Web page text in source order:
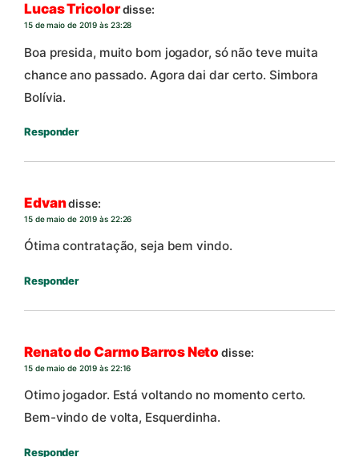
Lucas Tricolordisse:
15 de maio de 2019 às 23:28
Boa presida, muito bom jogador, só não teve muita
chance ano passado. Agora dai dar certo. Simbora
Bolívia.
Responder
Edvandisse:
15 de maio de 2019 às 22:26
Ótima contratação, seja bem vindo.
Responder
Renato do Carmo Barros Neto disse:
15 de maio de 2019 às 22:16
Otimo jogador. Está voltando no momento certo.
Bem-vindo de volta, Esquerdinha.
Responder